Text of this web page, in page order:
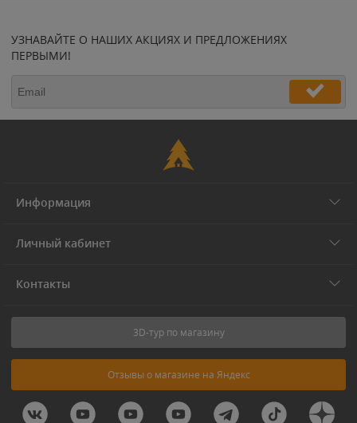
УЗНАВАЙТЕ О НАШИХ АКЦИЯХ И ПРЕДЛОЖЕНИЯХ
ПЕРВЫМИ!
Информация
Личный кабинет
Контакты
3D-тур по магазину
Отзывы о магазине на Яндекс